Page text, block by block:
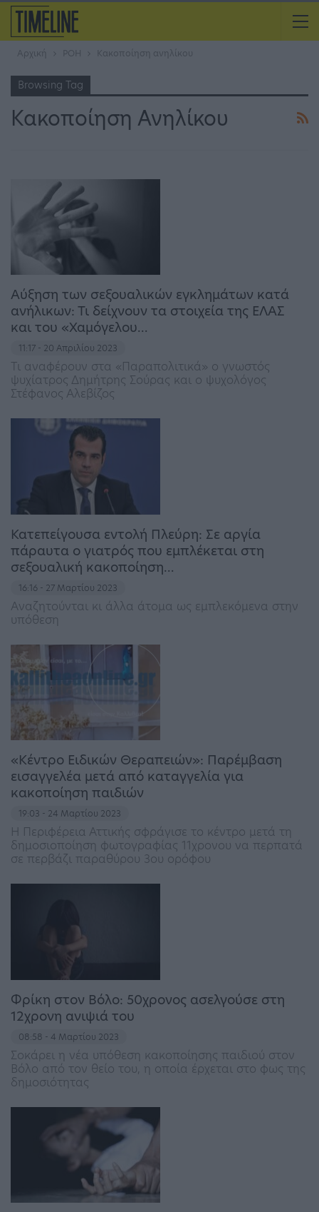
Αρχική ΡΟΗ Κακοποίηση ανηλίκου
Browsing Tag
Κακοποίηση Ανηλίκου
Αύξηση των σεξουαλικών εγκλημάτων κατά
ανήλικων: Τι δείχνουν τα στοιχεία της ΕΛΑΣ
και του «Χαμόγελου…
11:17 - 20 Απριλίου 2023
Τι αναφέρουν στα «Παραπολιτικά» ο γνωστός
ψυχίατρος Δημήτρης Σούρας και ο ψυχολόγος
Στέφανος Αλεβίζος
Κατεπείγουσα εντολή Πλεύρη: Σε αργία
πάραυτα ο γιατρός που εμπλέκεται στη
σεξουαλική κακοποίηση…
16:16 - 27 Μαρτίου 2023
Αναζητούνται κι άλλα άτομα ως εμπλεκόμενα στην
υπόθεση
«Κέντρο Ειδικών Θεραπειών»: Παρέμβαση
εισαγγελέα μετά από καταγγελία για
κακοποίηση παιδιών
19:03 - 24 Μαρτίου 2023
Η Περιφέρεια Αττικής σφράγισε το κέντρο μετά τη
δημοσιοποίηση φωτογραφίας 11χρονου να περπατά
σε περβάζι παραθύρου 3ου ορόφου
Φρίκη στον Βόλο: 50χρονος ασελγούσε στη
12χρονη ανιψιά του
08:58 - 4 Μαρτίου 2023
Σοκάρει η νέα υπόθεση κακοποίησης παιδιού στον
Βόλο από τον θείο του, η οποία έρχεται στο φως της
δημοσιότητας